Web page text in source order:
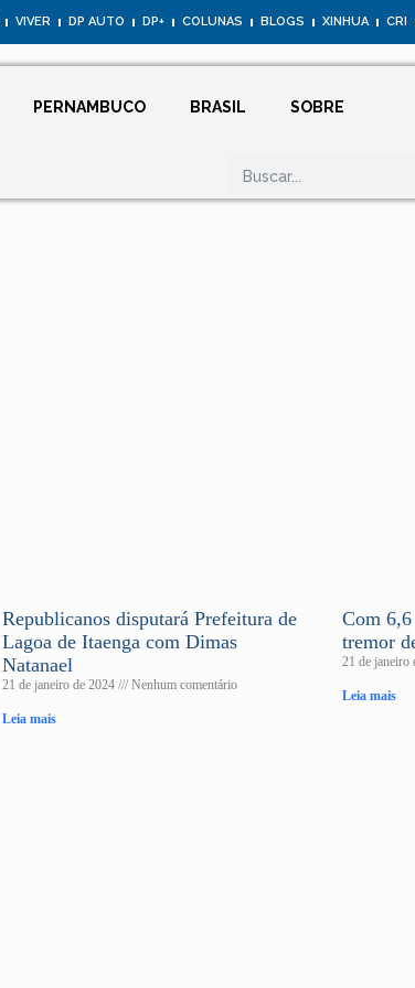
VIVER DP AUTO DP+ COLUNAS BLOGS XINHUA CRI
PERNAMBUCO BRASIL SOBRE
Republicanos disputará Prefeitura de
Lagoa de Itaenga com Dimas
Natanael
21 de janeiro de 2024 Nenhum comentário
Leia mais
Com
tremor
21 de janeiro
Leia mais